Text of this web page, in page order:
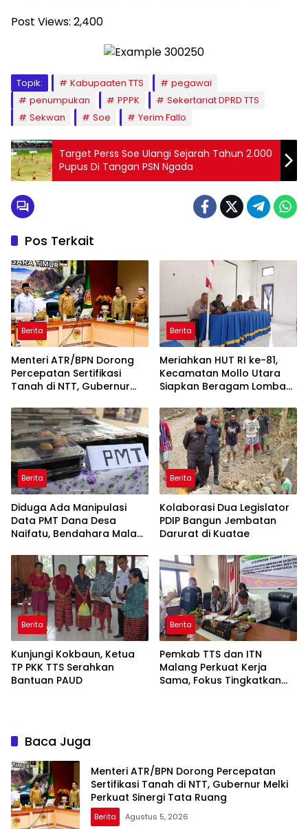
Post Views: 2,400
Topik: Kabupaaten TTS
pegawai
penumpukan
PPPK
Sekertariat DPRD TTS
Sekwan
Soe Yerim Fallo
Target Perss Soe Ulangi Sejarah Tahun 2.000
Pupus Di Tangan PSN Ngada
Pos Terkait
Berita
Menteri ATR/BPN Dorong
Percepatan Sertifikasi
Tanah di NTT, Gubernur
Ruang
Berita
Meriahkan HUT RI ke-81,
Kecamatan Mollo Utara
Siapkan Beragam Lomba
Dilarang
Berita
Diduga Ada Manipulasi
Data PMT Dana Desa
Naifatu, Bendahara Malah
Berita
Kolaborasi Dua Legislator
PDIP Bangun Jembatan
Darurat di Kuatae
Berita
Kunjungi Kokbaun, Ketua
TP PKK TTS Serahkan
Bantuan PAUD
Berita
Pemkab TTS dan ITN
Malang Perkuat Kerja
Sama, Fokus Tingkatkan
Baca Juga
Menteri ATR/BPN Dorong Percepatan
Sertifikasi Tanah di NTT, Gubernur Melki
Perkuat Sinergi Tata Ruang
Berita Agustus 5, 2026